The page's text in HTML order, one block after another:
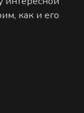
как и его